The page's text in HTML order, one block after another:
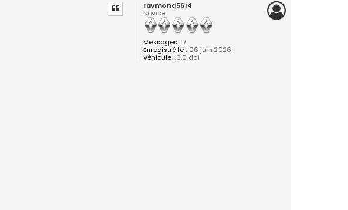
raymond5614
Novice
Messages : 7
Enregistré le : 06 juin 2026
Véhicule : 3.0 dci